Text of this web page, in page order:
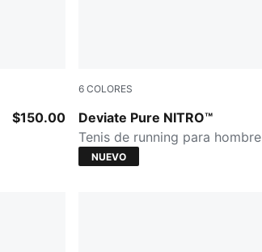
$150.00
6 COLORES
Deviate Pure NITRO™
Rich Cocoa-PUMA Black
Tenis de running para hombre
NUEVO